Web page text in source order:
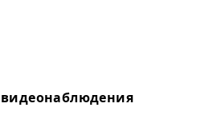
видеонаблюдения